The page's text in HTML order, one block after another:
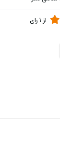
از1رای